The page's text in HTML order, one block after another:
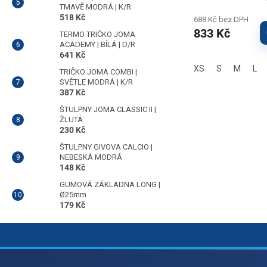
TMAVĚ MODRÁ | K/R
518 Kč
TERMO TRIČKO JOMA
ACADEMY | BÍLÁ | D/R
641 Kč
TRIČKO JOMA COMBI |
SVĚTLE MODRÁ | K/R
387 Kč
ŠTULPNY JOMA CLASSIC II |
ŽLUTÁ
230 Kč
ŠTULPNY GIVOVA CALCIO |
NEBESKÁ MODRÁ
148 Kč
GUMOVÁ ZÁKLADNA LONG |
Ø25mm
179 Kč
688 Kč bez DPH
833 Kč
XS S M L